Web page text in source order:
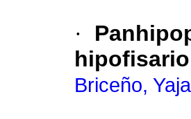
·
Briceño,